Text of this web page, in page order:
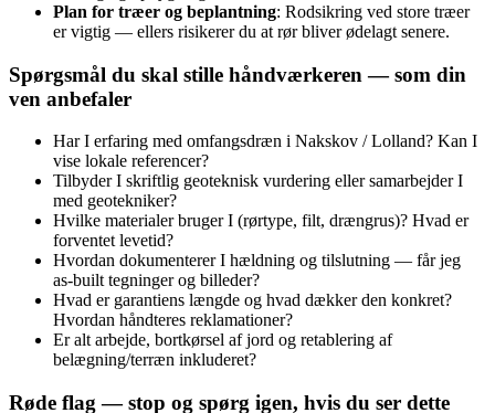
Plan for træer og beplantning: Rodsikring ved store træer
er vigtig — ellers risikerer du at rør bliver ødelagt senere.
Spørgsmål du skal stille håndværkeren — som din
ven anbefaler
Har I erfaring med omfangsdræn i Nakskov / Lolland? Kan I
vise lokale referencer?
Tilbyder I skriftlig geoteknisk vurdering eller samarbejder I
med geotekniker?
Hvilke materialer bruger I (rørtype, filt, drængrus)? Hvad er
forventet levetid?
Hvordan dokumenterer I hældning og tilslutning — får jeg
as‑built tegninger og billeder?
Hvad er garantiens længde og hvad dækker den konkret?
Hvordan håndteres reklamationer?
Er alt arbejde, bortkørsel af jord og retablering af
belægning/terræn inkluderet?
Røde flag — stop og spørg igen, hvis du ser dette